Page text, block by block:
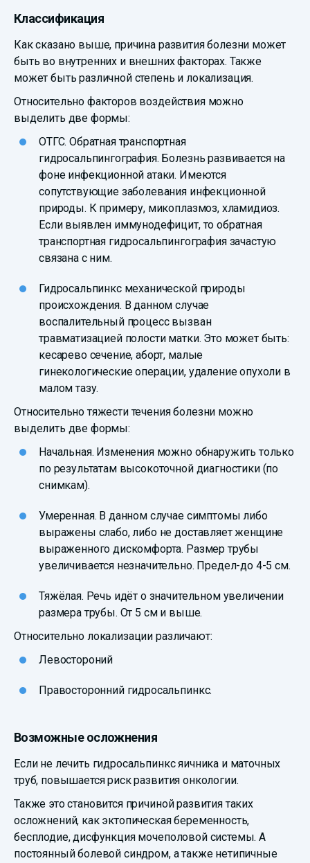
Классификация
Как сказано выше, причина развития болезни может
быть во внутренних и внешних факторах. Также
может быть различной степень и локализация.
Относительно факторов воздействия можно
выделить две формы:
ОТГС. Обратная транспортная
гидросальпингография. Болезнь развивается на
фоне инфекционной атаки. Имеются
сопутствующие заболевания инфекционной
природы. К примеру, микоплазмоз, хламидиоз.
Если выявлен иммунодефицит, то обратная
транспортная гидросальпингография зачастую
связана с ним.
Гидросальпинкс механической природы
происхождения. В данном случае
воспалительный процесс вызван
травматизацией полости матки. Это может быть:
кесарево сечение, аборт, малые
гинекологические операции, удаление опухоли в
малом тазу.
Относительно тяжести течения болезни можно
выделить две формы:
Начальная. Изменения можно обнаружить только
по результатам высокоточной диагностики (по
снимкам).
Умеренная. В данном случае симптомы либо
выражены слабо, либо не доставляет женщине
выраженного дискомфорта. Размер трубы
увеличивается незначительно. Предел-до 4-5 см.
Тяжёлая. Речь идёт о значительном увеличении
размера трубы. От 5 см и выше.
Относительно локализации различают:
Левостороний
Правосторонний гидросальпинкс.
Возможные осложнения
Если не лечить гидросальпинкс яичника и маточных
труб, повышается риск развития онкологии.
Также это становится причиной развития таких
осложнений, как эктопическая беременность,
бесплодие, дисфункция мочеполовой системы. А
постоянный болевой синдром, а также нетипичные